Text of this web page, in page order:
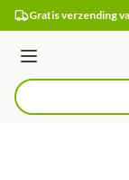
Ga naar de inhoud
Gratis verzending
Menu
Product, merk,